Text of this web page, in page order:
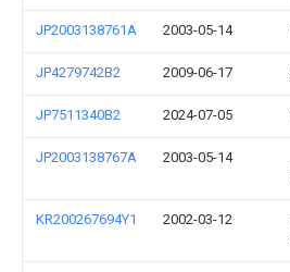
JP2003138761A 2003-05-14
JP4279742B2 2009-06-17
JP7511340B2 2024-07-05
JP2003138767A 2003-05-14
KR200267694Y1 2002-03-12